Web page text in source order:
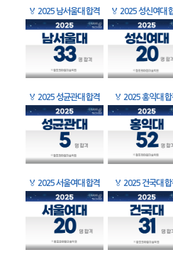
🏅 2025 남서울대 합격 🏅 2025 성신여대
🏅 2025 성균관대 합격 🏅 2025 홍익대 합
🏅 2025 서울여대 합격 🏅 2025 건국대 합